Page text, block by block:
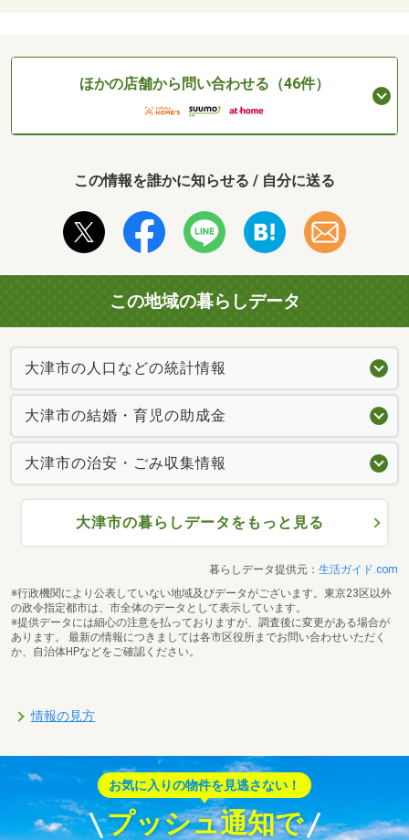
ほかの店舗から問い合わせる（46件）
この情報を誰かに知らせる / 自分に送る
この地域の暮らしデータ
大津市の人口などの統計情報
大津市の結婚・育児の助成金
大津市の治安・ごみ収集情報
大津市の暮らしデータをもっと見る
暮らしデータ提供元： 生活ガイド.com
※行政機関により公表していない地域及びデータがございます。東京23区以外
の政令指定都市は、市全体のデータとして表示しています。
※提供データには細心の注意を払っておりますが、調査後に変更がある場合が
あります。 最新の情報につきましては各市区役所までお問い合わせいただく
か、自治体HPなどをご確認ください。
情報の見方
お気に入りの物件を見逃さない！
プッシュ通知で